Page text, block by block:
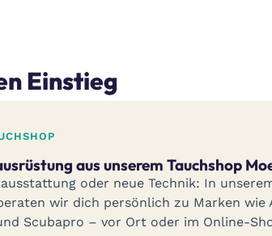
Einstieg
aus unserem Tauchshop
oder neue Technik: In
wir dich persönlich zu Marken wie
Scubapro – vor Ort oder im Online-